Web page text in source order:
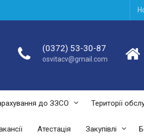
(0372) 53-30-87
osvitacv@gmail.com
до ЗЗСО Території
Атестація Закупівлі